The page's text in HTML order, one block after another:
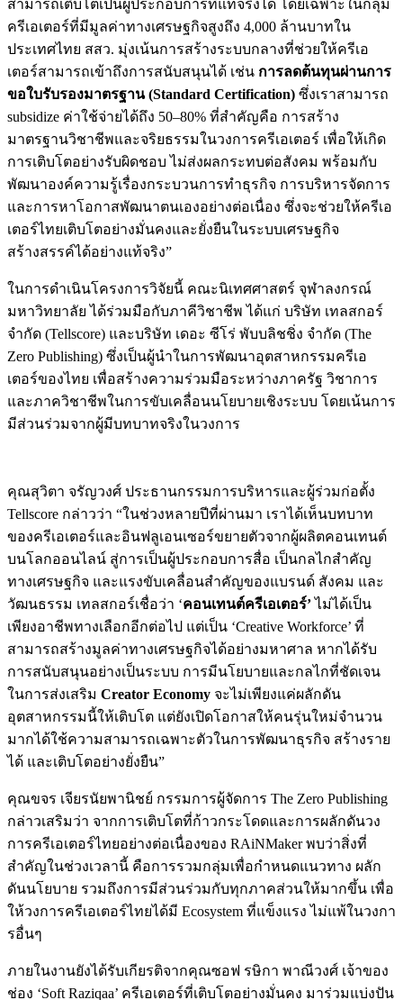
สามารถเติบโตเป็นผู้ประกอบการที่แท้จริงได้ โดยเฉพาะในกลุ่ม
ครีเอเตอร์ที่มีมูลค่าทางเศรษฐกิจสูงถึง 4,000 ล้านบาทใน
ประเทศไทย สสว. มุ่งเน้นการสร้างระบบกลางที่ช่วยให้ครีเอ
เตอร์สามารถเข้าถึงการสนับสนุนได้ เช่น การลดต้นทุนผ่านการ
ขอใบรับรองมาตรฐาน (Standard Certification) ซึ่งเราสามารถ
subsidize ค่าใช้จ่ายได้ถึง 50–80% ที่สำคัญคือ การสร้าง
มาตรฐานวิชาชีพและจริยธรรมในวงการครีเอเตอร์ เพื่อให้เกิด
การเติบโตอย่างรับผิดชอบ ไม่ส่งผลกระทบต่อสังคม พร้อมกับ
พัฒนาองค์ความรู้เรื่องกระบวนการทำธุรกิจ การบริหารจัดการ
และการหาโอกาสพัฒนาตนเองอย่างต่อเนื่อง ซึ่งจะช่วยให้ครีเอ
เตอร์ไทยเติบโตอย่างมั่นคงและยั่งยืนในระบบเศรษฐกิจ
สร้างสรรค์ได้อย่างแท้จริง”
ในการดำเนินโครงการวิจัยนี้ คณะนิเทศศาสตร์ จุฬาลงกรณ์
มหาวิทยาลัย ได้ร่วมมือกับภาคีวิชาชีพ ได้แก่ บริษัท เทลสกอร์
จำกัด (Tellscore) และบริษัท เดอะ ซีโร่ พับบลิชชิ่ง จำกัด (The
Zero Publishing) ซึ่งเป็นผู้นำในการพัฒนาอุตสาหกรรมครีเอ
เตอร์ของไทย เพื่อสร้างความร่วมมือระหว่างภาครัฐ วิชาการ
และภาควิชาชีพในการขับเคลื่อนนโยบายเชิงระบบ โดยเน้นการ
มีส่วนร่วมจากผู้มีบทบาทจริงในวงการ
คุณสุวิตา จรัญวงศ์ ประธานกรรมการบริหารและผู้ร่วมก่อตั้ง
Tellscore กล่าวว่า “ในช่วงหลายปีที่ผ่านมา เราได้เห็นบทบาท
ของครีเอเตอร์และอินฟลูเอนเซอร์ขยายตัวจากผู้ผลิตคอนเทนต์
บนโลกออนไลน์ สู่การเป็นผู้ประกอบการสื่อ เป็นกลไกสำคัญ
ทางเศรษฐกิจ และแรงขับเคลื่อนสำคัญของแบรนด์ สังคม และ
วัฒนธรรม เทลสกอร์เชื่อว่า ‘คอนเทนต์ครีเอเตอร์’ไม่ได้เป็น
เพียงอาชีพทางเลือกอีกต่อไป แต่เป็น ‘Creative Workforce’ ที่
สามารถสร้างมูลค่าทางเศรษฐกิจได้อย่างมหาศาล หากได้รับ
การสนับสนุนอย่างเป็นระบบ การมีนโยบายและกลไกที่ชัดเจน
ในการส่งเสริม Creator Economy จะไม่เพียงแค่ผลักดัน
อุตสาหกรรมนี้ให้เติบโต แต่ยังเปิดโอกาสให้คนรุ่นใหม่จำนวน
มากได้ใช้ความสามารถเฉพาะตัวในการพัฒนาธุรกิจ สร้างราย
ได้ และเติบโตอย่างยั่งยืน”
คุณขจร เจียรนัยพานิชย์ กรรมการผู้จัดการ The Zero Publishing
กล่าวเสริมว่า จากการเติบโตที่ก้าวกระโดดและการผลักดันวง
การครีเอเตอร์ไทยอย่างต่อเนื่องของ RAiNMaker พบว่าสิ่งที่
สำคัญในช่วงเวลานี้ คือการรวมกลุ่มเพื่อกำหนดแนวทาง ผลัก
ดันนโยบาย รวมถึงการมีส่วนร่วมกับทุกภาคส่วนให้มากขึ้น เพื่อ
ให้วงการครีเอเตอร์ไทยได้มี Ecosystem ที่แข็งแรง ไม่แพ้ในวงกา
รอื่นๆ
ภายในงานยังได้รับเกียรติจากคุณซอฟ รษิกา พาณีวงศ์ เจ้าของ
ช่อง ‘Soft Raziqaa’ ครีเอเตอร์ที่เติบโตอย่างมั่นคง มาร่วมแบ่งปัน